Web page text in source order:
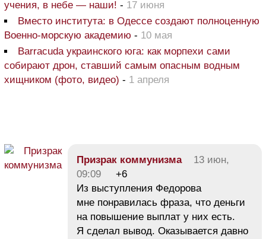
учения, в небе — наши! - 17 июня
Вместо института: в Одессе создают полноценную
Военно-морскую академию - 10 мая
Barracuda украинского юга: как морпехи сами
собирают дрон, ставший самым опасным водным
хищником (фото, видео) - 1 апреля
Призрак коммунизма
13 июн,
09:09
+6
Из выступления Федорова
мне понравилась фраза, что деньги
на повышение выплат у них есть.
Я сделал вывод. Оказывается давно